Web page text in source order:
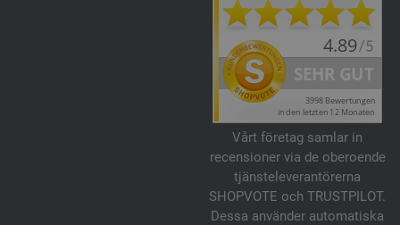
Vårt företag samlar in
recensioner via de oberoende
tjänsteleverantörerna
SHOPVOTE och TRUSTPILOT.
Dessa använder automatiska